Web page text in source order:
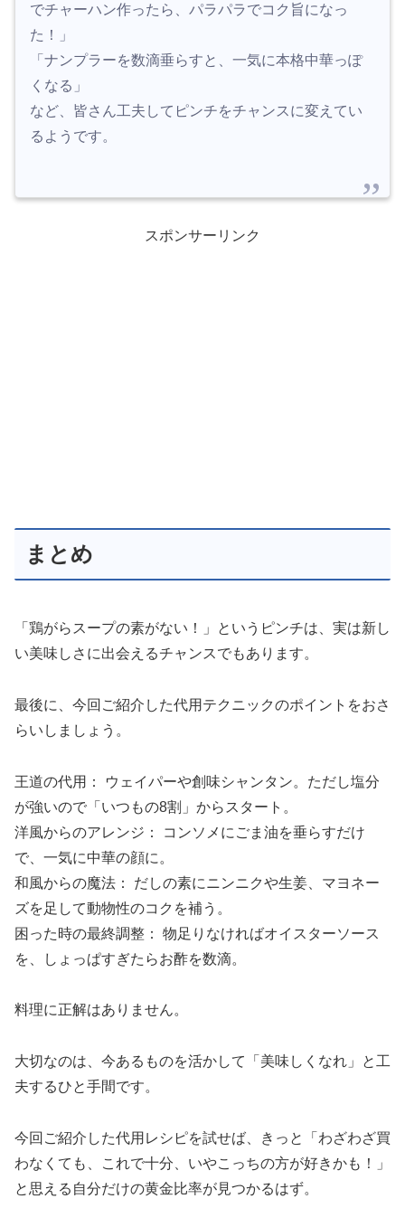
でチャーハン作ったら、パラパラでコク旨になっ
た！」
「ナンプラーを数滴垂らすと、一気に本格中華っぽ
くなる」
など、皆さん工夫してピンチをチャンスに変えてい
るようです。
スポンサーリンク
まとめ
「鶏がらスープの素がない！」というピンチは、実は新し
い美味しさに出会えるチャンスでもあります。
最後に、今回ご紹介した代用テクニックのポイントをおさ
らいしましょう。
王道の代用： ウェイパーや創味シャンタン。ただし塩分
が強いので「いつもの8割」からスタート。
洋風からのアレンジ： コンソメにごま油を垂らすだけ
で、一気に中華の顔に。
和風からの魔法： だしの素にニンニクや生姜、マヨネー
ズを足して動物性のコクを補う。
困った時の最終調整： 物足りなければオイスターソース
を、しょっぱすぎたらお酢を数滴。
料理に正解はありません。
大切なのは、今あるものを活かして「美味しくなれ」と工
夫するひと手間です。
今回ご紹介した代用レシピを試せば、きっと「わざわざ買
わなくても、これで十分、いやこっちの方が好きかも！」
と思える自分だけの黄金比率が見つかるはず。